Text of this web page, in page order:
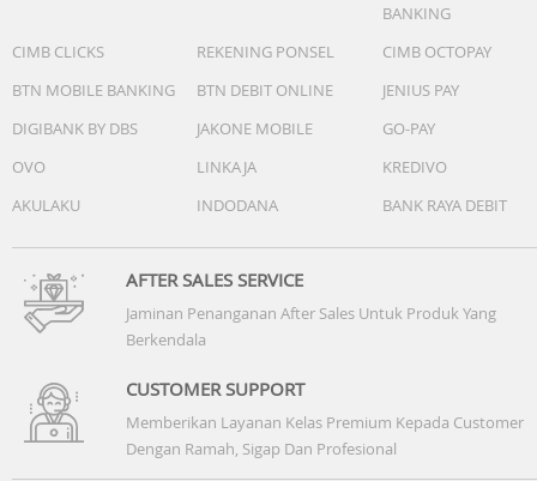
BANKING
CIMB CLICKS
REKENING PONSEL
CIMB OCTOPAY
BTN MOBILE BANKING
BTN DEBIT ONLINE
JENIUS PAY
DIGIBANK BY DBS
JAKONE MOBILE
GO-PAY
OVO
LINKAJA
KREDIVO
AKULAKU
INDODANA BANK RAYA DEBIT
AFTER SALES SERVICE
Jaminan Penanganan After Sales Untuk Produk Yang
Berkendala
CUSTOMER SUPPORT
Memberikan Layanan Kelas Premium Kepada Customer
Dengan Ramah, Sigap Dan Profesional